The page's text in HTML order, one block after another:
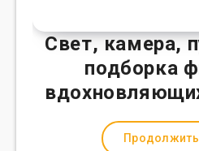
Свет, камера,
подборка
Продолжить